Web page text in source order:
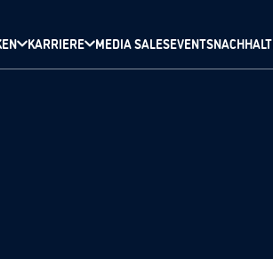
KARRIERE MEDIA SALESEVENTS